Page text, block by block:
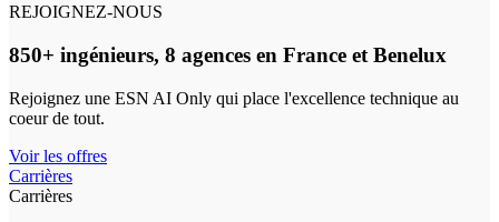
REJOIGNEZ-NOUS
850+ ingénieurs, 8 agences en France et Benelux
Rejoignez une ESN AI Only qui place l'excellence technique au
coeur de tout.
Voir les offres
Carrières
Carrières